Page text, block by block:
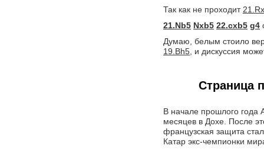
Так как не проходит
21.Nb5 Nxb5 22.cxb5 g4
Думаю, белым стоило
19.Bh5, и дискуссия
Страница
В начале прошлого года
месяцев в Дохе. После
французская защита
Катар экс-чемпионки